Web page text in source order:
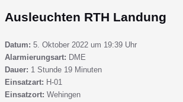
Ausleuchten RTH Landung
Datum: 5. Oktober 2022 um 19:39 Uhr
Alarmierungsart: DME
Dauer: 1 Stunde 19 Minuten
Einsatzart: H-01
Einsatzort: Wehingen